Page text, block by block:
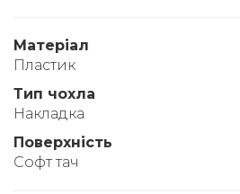
Матеріал
Пластик
Тип чохла
Накладка
Поверхність
Софт тач